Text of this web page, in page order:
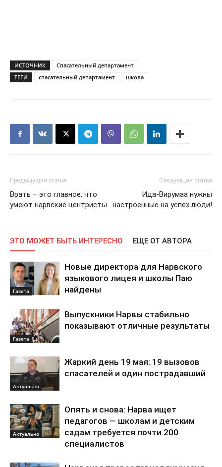
ИСТОЧНИК
Спасательный департамент
ТЕГИ
спасательный департамент школа
Предыдущая статья
Врать – это главное, что
умеют нарвские центристы
Следующая статья
Ида-Вирумаа нужны
настроенные на успех люди!
ЭТО МОЖЕТ БЫТЬ ИНТЕРЕСНО ЕЩЕ ОТ АВТОРА
Газета
Новые директора для Нарвского
языкового лицея и школы Паю
найдены
Газета
Выпускники Нарвы стабильно
показывают отличные результаты
Актуально
Жаркий день 19 мая: 19 вызовов
спасателей и один пострадавший
Актуально
Опять и снова: Нарва ищет
педагогов — школам и детским
садам требуется почти 200
специалистов